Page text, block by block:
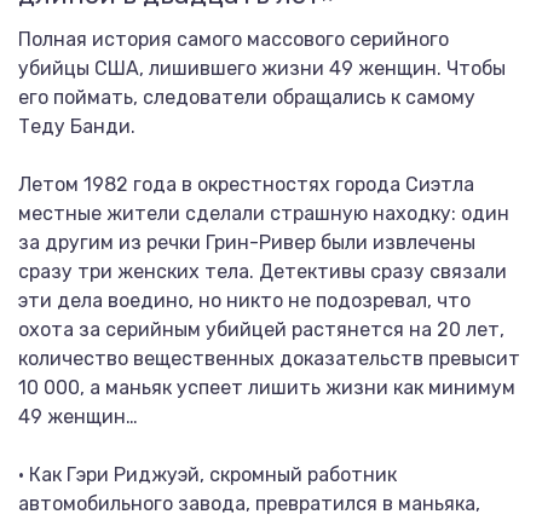
Полная история самого массового серийного
убийцы США, лишившего жизни 49 женщин. Чтобы
его поймать, следователи обращались к самому
Теду Банди.
Летом 1982 года в окрестностях города Сиэтла
местные жители сделали страшную находку: один
за другим из речки Грин-Ривер были извлечены
сразу три женских тела. Детективы сразу связали
эти дела воедино, но никто не подозревал, что
охота за серийным убийцей растянется на 20 лет,
количество вещественных доказательств превысит
10 000, а маньяк успеет лишить жизни как минимум
49 женщин…
• Как Гэри Риджуэй, скромный работник
автомобильного завода, превратился в маньяка,